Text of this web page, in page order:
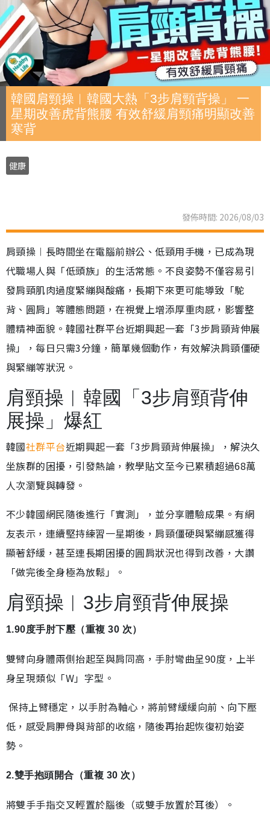
韓國肩頸操︱韓國大熱「3步肩頸背操」 一
星期改善虎背熊腰 有效舒緩肩頸痛明顯改善
寒背
健康
發佈時間: 2026/08/03
肩頸操︱長時間坐在電腦前辦公、低頸用手機，已成為現
代職場人與「低頭族」的生活常態。不良姿勢不僅容易引
發肩頸肌肉過度緊繃與酸痛，長期下來更可能導致「駝
背、圓肩」等體態問題，在視覺上增添厚重肉感，影響整
體精神面貌。韓國社群平台近期興起一套「3步肩頸背伸展
操」，每日只需3分鐘，簡單幾個動作，有效解決肩頸僵硬
與緊繃等狀況。
肩頸操︱韓國「3步肩頸背伸
展操」爆紅
韓國社群平台近期興起一套「3步肩頸背伸展操」，解決久
坐族群的困擾，引發熱論，教學貼文至今已累積超過68萬
人次瀏覽與轉發。
不少韓國網民隨後進行「實測」，並分享體驗成果。有網
友表示，連續堅持練習一星期後，肩頸僵硬與緊繃感獲得
顯著舒緩，甚至連長期困擾的圓肩狀況也得到改善，大讚
「做完後全身極為放鬆」。
肩頸操︱3步肩頸背伸展操
1.90度手肘下壓（重複 30 次）
雙臂向身體兩側抬起至與肩同高，手肘彎曲呈90度，上半
身呈現類似「W」字型。
保持上臂穩定，以手肘為軸心，將前臂緩緩向前、向下壓
低，感受肩胛骨與背部的收縮，隨後再抬起恢復初始姿
勢。
2.雙手抱頭開合（重複 30 次）
將雙手手指交叉輕置於腦後（或雙手放置於耳後）。